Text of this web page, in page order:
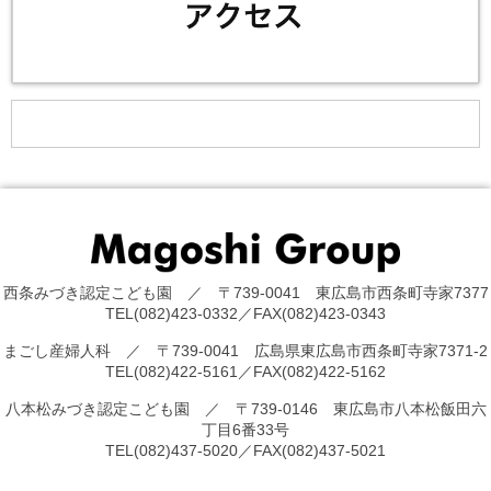
西条みづき認定こども園 ／ 〒739-0041 東広島市西条町寺家7377
TEL(082)423-0332／FAX(082)423-0343
まごし産婦人科 ／ 〒739-0041 広島県東広島市西条町寺家7371-2
TEL(082)422-5161／FAX(082)422-5162
八本松みづき認定こども園 ／ 〒739-0146 東広島市八本松飯田六
丁目6番33号
TEL(082)437-5020／FAX(082)437-5021